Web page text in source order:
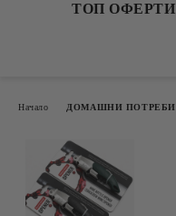
ТОП ОФЕРТИ
Начало ДОМАШНИ ПОТРЕБИ